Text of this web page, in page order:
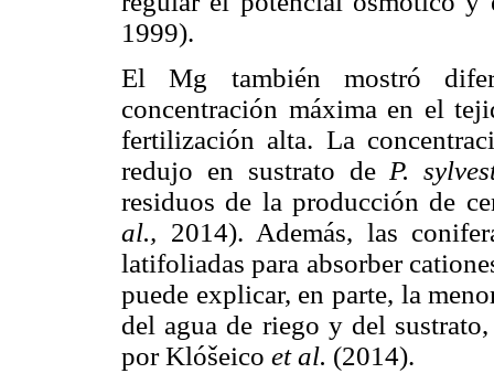
1999).
El Mg también mostró
concentración máxima en el
fertilización alta. La
redujo en sustrato de P.
residuos de la producción de
al., 2014). Además, las
latifoliadas para absorber
puede explicar, en parte, la
del agua de riego y del
por Klóšeico et al. (2014).